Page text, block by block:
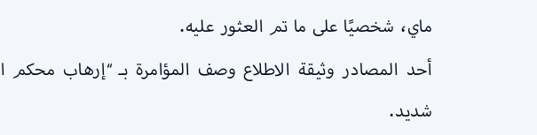
ماي، شخصيًا على ما تم العثور عليه.
أحد المصادر وثيقة الاطلاع وصف المؤامرة بـ “إرهاب
شديد.